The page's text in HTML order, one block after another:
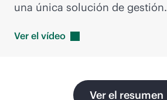
una única solución de gestión.
Ver el vídeo
Ver el resumen